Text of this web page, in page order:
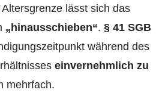
lässt sich das
„hinausschieben“. § 41 SGB
während des
einvernehmlich zu
mehrfach.